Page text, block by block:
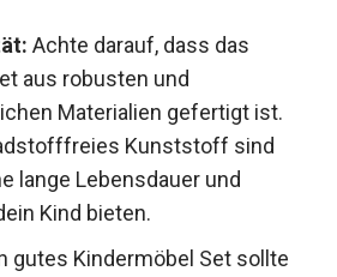
Achte darauf, dass das
aus robusten und
Materialien gefertigt ist.
Kunststoff sind
lange Lebensdauer und
Kind bieten.
gutes Kindermöbel Set sollte